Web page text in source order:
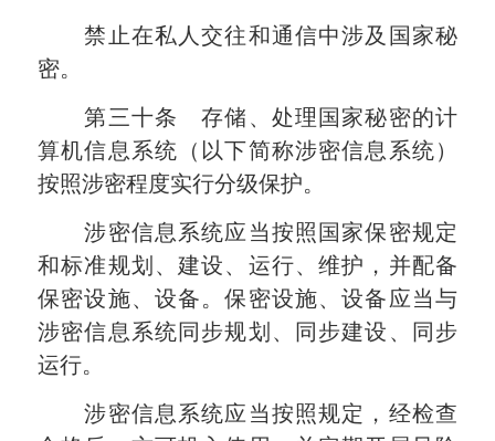
禁止在私人交往和通信中涉及国家秘
密。
第三十条 存储、处理国家秘密的计
算机信息系统（以下简称涉密信息系统）
按照涉密程度实行分级保护。
涉密信息系统应当按照国家保密规定
和标准规划、建设、运行、维护，并配备
保密设施、设备。保密设施、设备应当与
涉密信息系统同步规划、同步建设、同步
运行。
涉密信息系统应当按照规定，经检查